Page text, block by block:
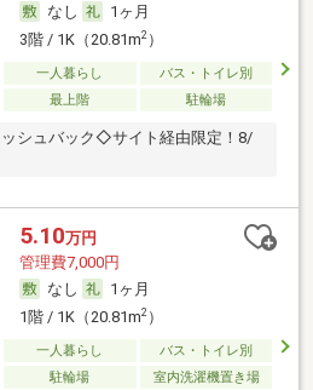
なし
1ヶ月
3階 / 1K（20.81m2）
一人暮らし
バス・トイレ別
最上階 駐輪場
シュバック◇サイト経由限定！8/
5.10万円
管理費7,000円
なし
1ヶ月
1階 / 1K（20.81m2）
一人暮らし
バス・トイレ別
駐輪場 室内洗濯機置き場